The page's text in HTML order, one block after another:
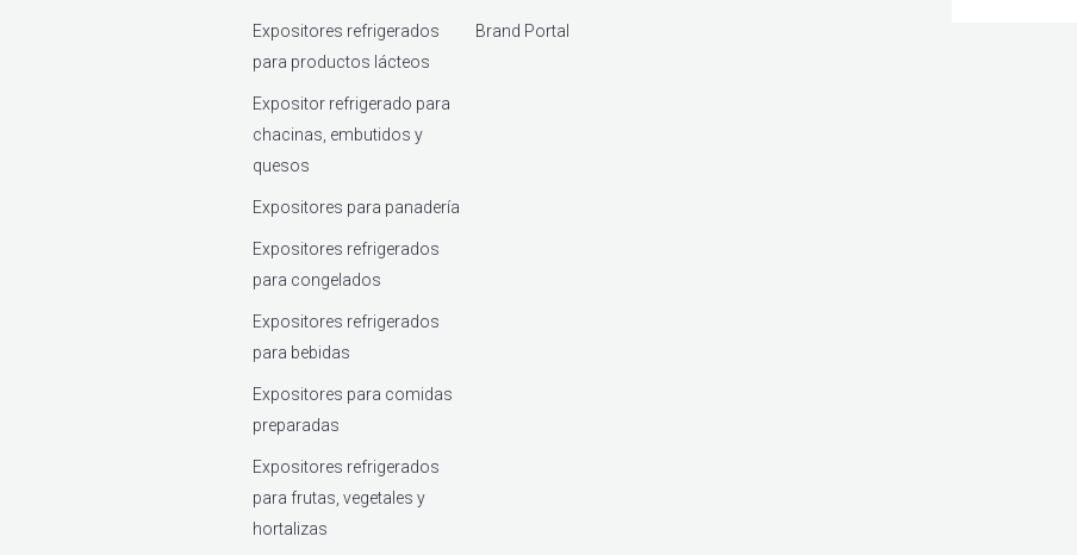
Expositores refrigerados
para productos lácteos
Expositor refrigerado para
chacinas, embutidos y
quesos
Expositores para panadería
Expositores refrigerados
para congelados
Expositores refrigerados
para bebidas
Expositores para comidas
preparadas
Expositores refrigerados
para frutas, vegetales y
hortalizas
Brand Portal